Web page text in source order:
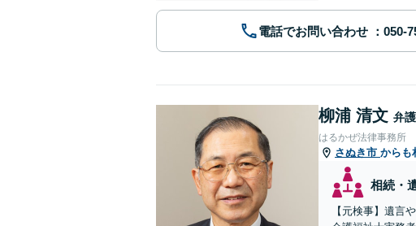
電話でお問い合わせ
柳浦 清文 弁
はるかぜ法律事務所
さぬき市 からも
相続・
【元検事】遺言